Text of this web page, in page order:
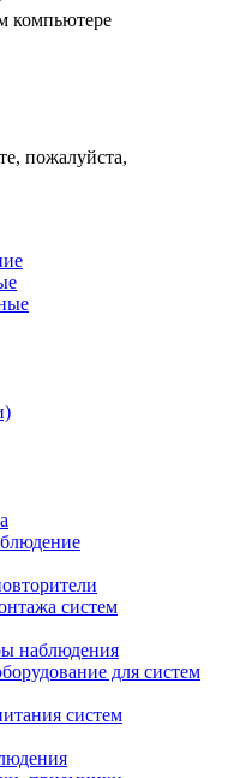
компьютере
пожалуйста,
систем
наблюдения
для систем
систем